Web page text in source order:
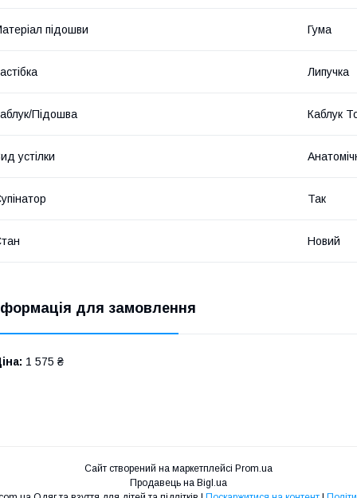
підошви Гума
Липучка
Підошва Каблук
устілки
Так
Новий
для замовлення
1 575 ₴
Сайт створений на маркетплейсі Prom.ua
Продавець на Bigl.ua